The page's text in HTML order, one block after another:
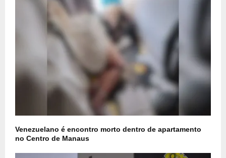
Venezuelano é encontro morto dentro de apartamento
no Centro de Manaus